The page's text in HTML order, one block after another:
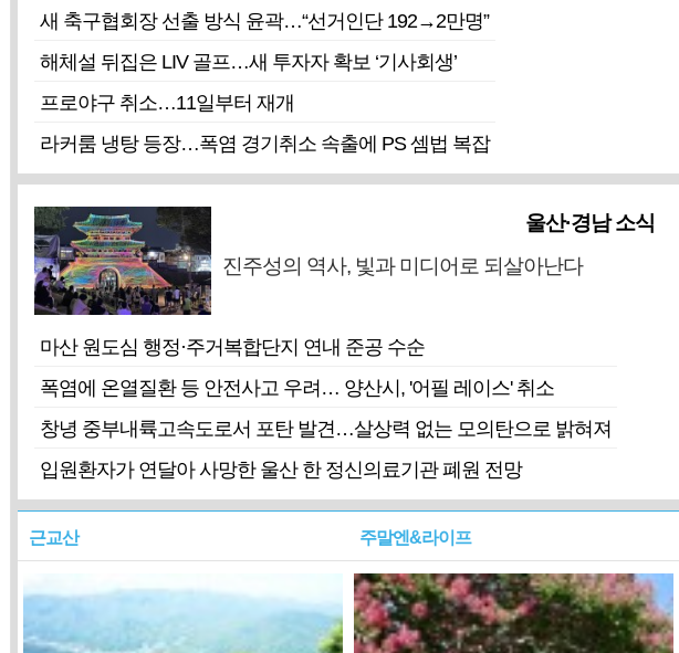
새 축구협회장 선출 방식 윤곽…“선거인단 192→2만명”
해체설 뒤집은 LIV 골프…새 투자자 확보 ‘기사회생’
프로야구 취소…11일부터 재개
라커룸 냉탕 등장…폭염 경기취소 속출에 PS 셈법 복잡
울산·경남 소식
진주성의 역사, 빛과 미디어로 되살아난다
마산 원도심 행정·주거복합단지 연내 준공 수순
폭염에 온열질환 등 안전사고 우려… 양산시, '어필 레이스' 취소
창녕 중부내륙고속도로서 포탄 발견…살상력 없는 모의탄으로 밝혀져
입원환자가 연달아 사망한 울산 한 정신의료기관 폐원 전망
근교산 주말엔&라이프